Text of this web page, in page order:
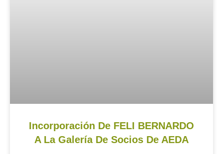
Incorporación De FELI BERNARDO
A La Galería De Socios De AEDA